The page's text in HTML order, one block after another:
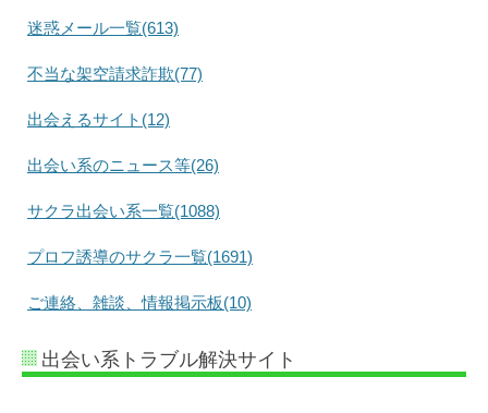
迷惑メール一覧(613)
不当な架空請求詐欺(77)
出会えるサイト(12)
出会い系のニュース等(26)
サクラ出会い系一覧(1088)
プロフ誘導のサクラ一覧(1691)
ご連絡、雑談、情報掲示板(10)
出会い系トラブル解決サイト